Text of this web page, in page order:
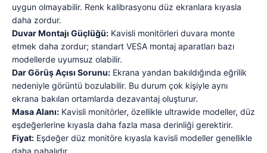
uygun olmayabilir. Renk kalibrasyonu düz ekranlara kıyasla
daha zordur.
Duvar Montajı Güçlüğü: Kavisli monitörleri duvara monte
etmek daha zordur; standart VESA montaj aparatları bazı
modellerde uyumsuz olabilir.
Dar Görüş Açısı Sorunu: Ekrana yandan bakıldığında eğrilik
nedeniyle görüntü bozulabilir. Bu durum çok kişiyle aynı
ekrana bakılan ortamlarda dezavantaj oluşturur.
Masa Alanı: Kavisli monitörler, özellikle ultrawide modeller, düz
eşdeğerlerine kıyasla daha fazla masa derinliği gerektirir.
Fiyat: Eşdeğer düz monitöre kıyasla kavisli modeller genellikle